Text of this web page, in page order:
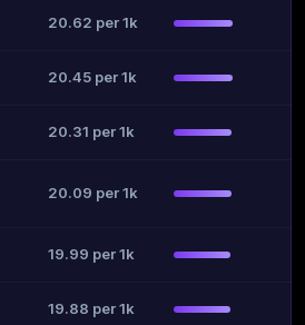
20.62 per 1k
20.45 per 1k
20.31 per 1k
20.09 per 1k
19.99 per 1k
19.88 per 1k